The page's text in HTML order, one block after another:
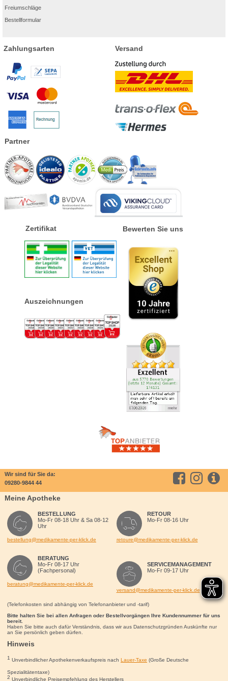
Freiumschläge
Bestellformular
Zahlungsarten Versand
Partner
Zertifikat
Auszeichnungen
Bewerten Sie uns
Wir sind für Sie da:
09280-9844 44
Meine Apotheke
BESTELLUNG
Mo-Fr 08-18 Uhr & Sa 08-12
Uhr
bestellung@medikamente-per-klick.de
BERATUNG
Mo-Fr 08-17 Uhr
(Fachpersonal)
beratung@medikamente-per-klick.de
RETOUR
Mo-Fr 08-16 Uhr
retoure@medikamente-per-klick.de
SERVICEMANAGEMENT
Mo-Fr 09-17 Uhr
versand@medikamente-per-klick.de
(Telefonkosten sind abhängig von Telefonanbieter und -tarif)
Bitte halten Sie bei allen Anfragen oder Bestellvorgängen Ihre Kundennummer für uns
bereit.
Haben Sie bitte auch dafür Verständnis, dass wir aus Datenschutzgründen Auskünfte nur
an Sie persönlich geben dürfen.
Hinweis
1 Unverbindlicher Apothekenverkaufspreis nach Lauer-Taxe (Große Deutsche
Spezialitätentaxe)
2 Unverbindliche Preisempfehlung des Herstellers